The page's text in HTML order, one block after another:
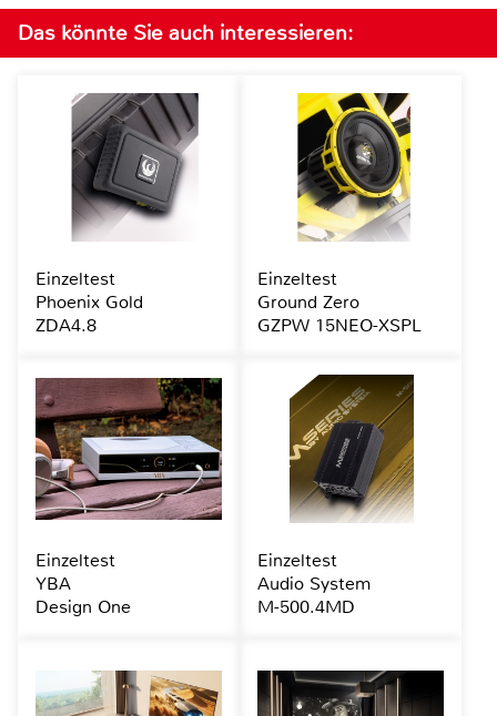
Das könnte Sie auch interessieren:
Einzeltest
Phoenix Gold
ZDA4.8
Einzeltest
Ground Zero
GZPW 15NEO-XSPL
Einzeltest
YBA
Design One
Einzeltest
Audio System
M-500.4MD